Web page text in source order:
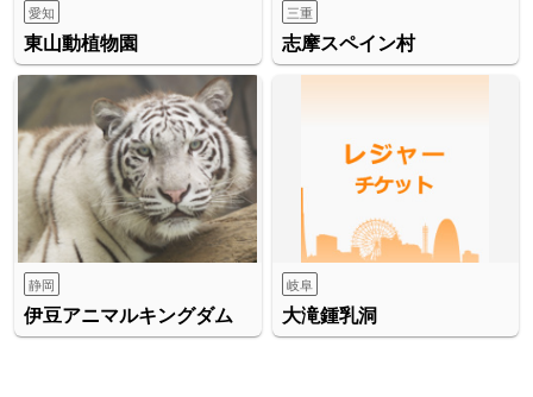
東山動植物園
愛知
志摩スペイン村
三重
伊豆アニマルキングダム
静岡
大滝鍾乳洞
岐阜